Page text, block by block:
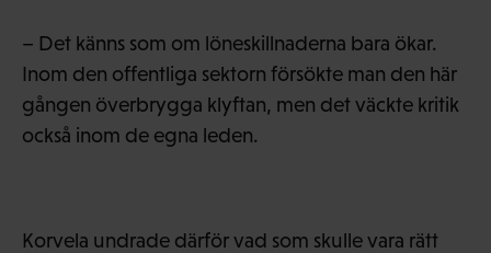
– Det känns som om löneskillnaderna bara ökar.
Inom den offentliga sektorn försökte man den här
gången överbrygga klyftan, men det väckte kritik
också inom de egna leden.
Korvela undrade därför vad som skulle vara rätt